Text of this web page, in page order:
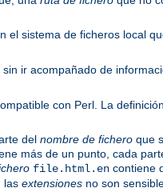
el sistema de ficheros local
ir acompañado de
con Perl. La
del nombre de fichero que
más de un punto, cada
file.html.en contiene
las extensiones no son